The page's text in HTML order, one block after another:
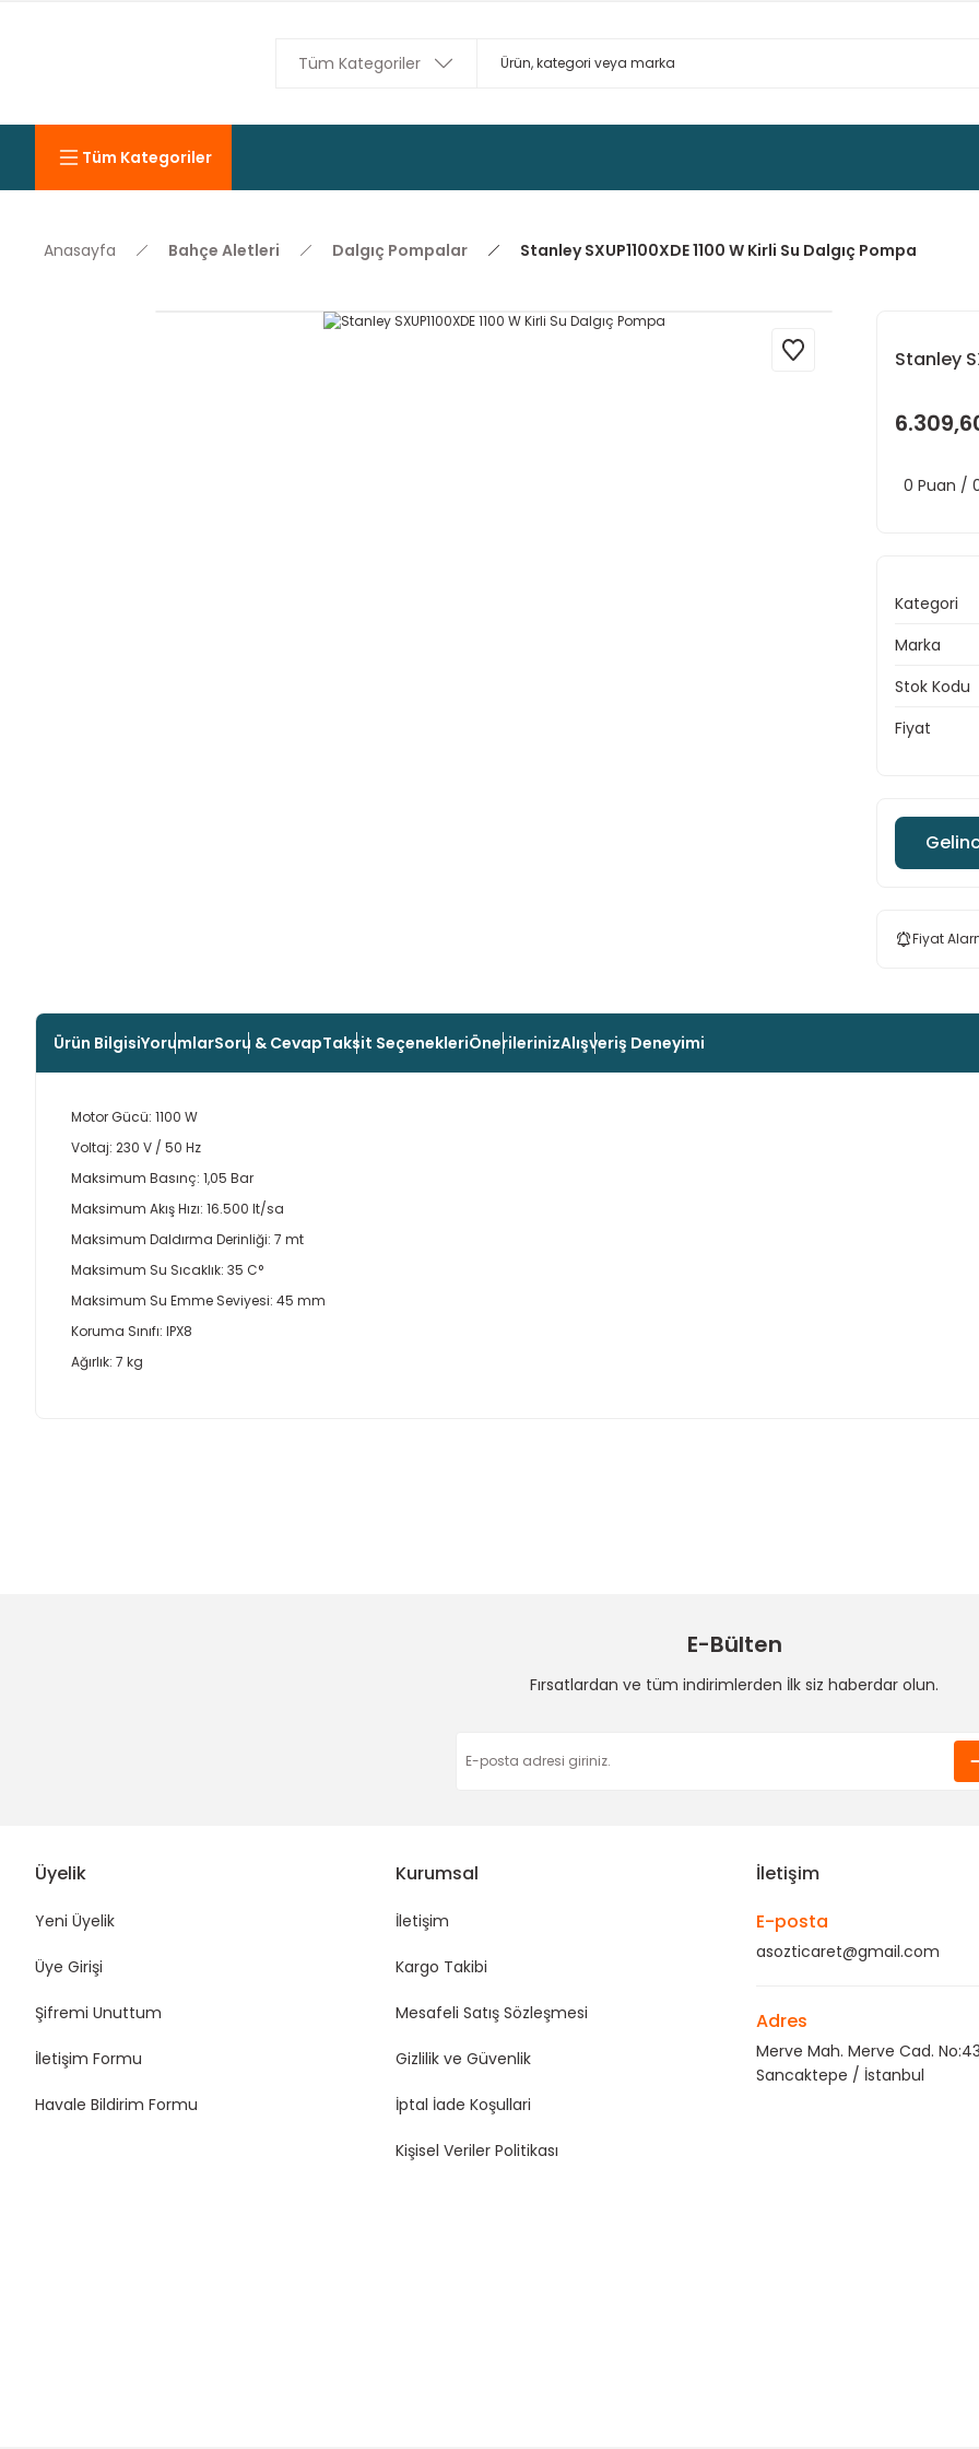
Tüm Kategoriler
Anasayfa Bahçe Aletleri Dalgıç Pompalar Stanley SXUP1100XDE 1100 W Kirli Su Dalgıç Pompa
Stanley
0 Puan /
Kategori
Marka
Stok Kodu
Fiyat
Fiyat
Ürün BilgisiYorumlarSoru & CevapTaksit SeçenekleriÖnerilerinizAlışveriş Deneyimi
Motor Gücü: 1100 W
Voltaj: 230 V / 50 Hz
Maksimum Basınç: 1,05 Bar
Maksimum Akış Hızı: 16.500 lt/sa
Maksimum Daldırma Derinliği: 7 mt
Maksimum Su Sıcaklık: 35 C°
Maksimum Su Emme Seviyesi: 45 mm
Koruma Sınıfı: IPX8
Ağırlık: 7 kg
E-Bülten
Fırsatlardan ve tüm indirimlerden İlk siz haberdar olun.
Üyelik
Yeni Üyelik
Üye Girişi
Şifremi Unuttum
İletişim Formu
Havale Bildirim Formu
Kurumsal
İletişim
Kargo Takibi
Mesafeli Satış Sözleşmesi
Gizlilik ve Güvenlik
İptal İade Koşullari
Kişisel Veriler Politikası
İletişim
E-posta
asozticaret@gmail.com
Adres
Merve Mah. Merve Cad.
Sancaktepe / İstanbul